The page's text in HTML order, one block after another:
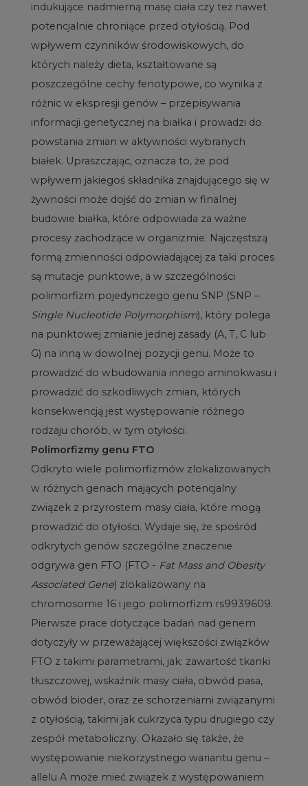
indukujące nadmierną masę ciała czy też nawet
potencjalnie chroniące przed otyłością. Pod
wpływem czynników środowiskowych, do
których należy dieta, kształtowane są
poszczególne cechy fenotypowe, co wynika z
różnic w ekspresji genów – przepisywania
informacji genetycznej na białka i prowadzi do
powstania zmian w aktywności wybranych
białek. Upraszczając, oznacza to, że pod
wpływem jakiegoś składnika znajdującego się w
żywności może dojść do zmian w finalnej
budowie białka, które odpowiada za ważne
procesy zachodzące w organizmie. Najczęstszą
formą zmienności odpowiadającej za taki proces
są mutacje punktowe, a w szczególności
polimorfizm pojedynczego genu SNP (SNP –
Single Nucleotide Polymorphism), który polega
na punktowej zmianie jednej zasady (A, T, C lub
G) na inną w dowolnej pozycji genu. Może to
prowadzić do wbudowania innego aminokwasu i
prowadzić do szkodliwych zmian, których
konsekwencją jest występowanie różnego
rodzaju chorób, w tym otyłości.
Polimorfizmy genu FTO
Odkryto wiele polimorfizmów zlokalizowanych
w różnych genach mających potencjalny
związek z przyrostem masy ciała, które mogą
prowadzić do otyłości. Wydaje się, że spośród
odkrytych genów szczególne znaczenie
odgrywa gen FTO (FTO - Fat Mass and Obesity
Associated Gene) zlokalizowany na
chromosomie 16 i jego polimorfizm rs9939609.
Pierwsze prace dotyczące badań nad genem
dotyczyły w przeważającej większości związków
FTO z takimi parametrami, jak: zawartość tkanki
tłuszczowej, wskaźnik masy ciała, obwód pasa,
obwód bioder, oraz ze schorzeniami związanymi
z otyłością, takimi jak cukrzyca typu drugiego czy
zespół metaboliczny. Okazało się także, że
występowanie niekorzystnego wariantu genu –
allelu A może mieć związek z występowaniem